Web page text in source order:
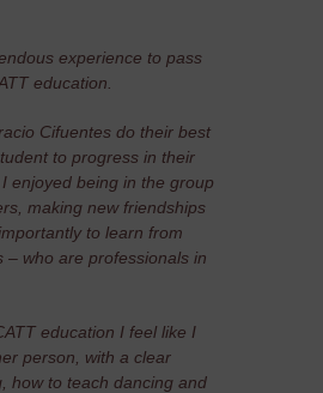
experience to pass
education.
Cifuentes do their best
to progress in their
enjoyed being in the group
making new friendships
to learn from
– who are professionals in
education I feel like I
person, with a clear
how to teach dancing and